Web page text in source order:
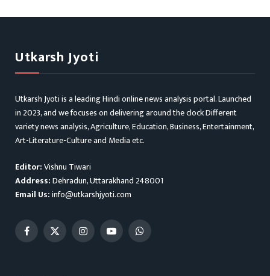
Utkarsh Jyoti
Utkarsh Jyoti is a leading Hindi online news analysis portal. Launched
in 2023, and we focuses on delivering around the clock Different
variety news analysis, Agriculture, Education, Business, Entertainment,
Art-Literature-Culture and Media etc.
Editor:Vishnu Tiwari
Address:Dehradun, Uttarakhand 248001
Email Us:info@utkarshjyoti.com
Facebook
X
InstagramYouTubeWhatsApp